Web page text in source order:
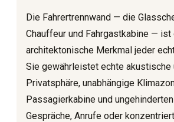
Die Fahrertrennwand — die
Chauffeur und Fahrgastkabine — ist
architektonische Merkmal jeder
Sie gewährleistet echte akustische
Privatsphäre, unabhängige
Passagierkabine und
Gespräche, Anrufe oder